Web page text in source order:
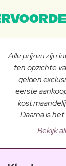
Alle prijzen zijn
ten opzichte
gelden
eerste
kost
Daarna is
Bekijk